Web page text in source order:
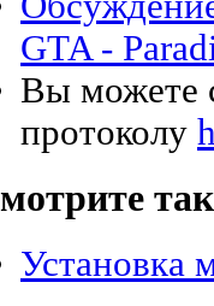
GTA -
Вы можете
протоколу
Установка